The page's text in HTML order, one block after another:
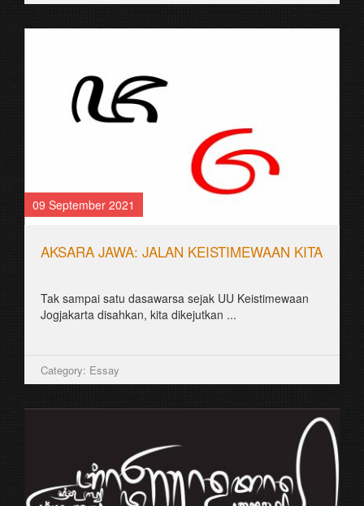
09 September 2021
AKSARA JAWA: JALAN KEISTIMEWAAN KITA
Tak sampai satu dasawarsa sejak UU Keistimewaan
Jogjakarta disahkan, kita dikejutkan ...
Category: Essay